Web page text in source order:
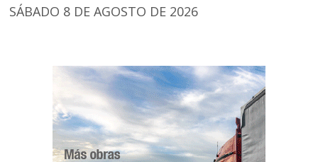
SÁBADO 8 DE AGOSTO DE 2026